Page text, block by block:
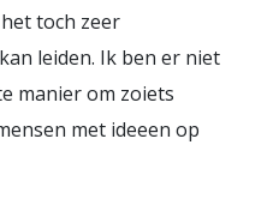
toch zeer
leiden. Ik ben er niet
manier om zoiets
met ideeen op